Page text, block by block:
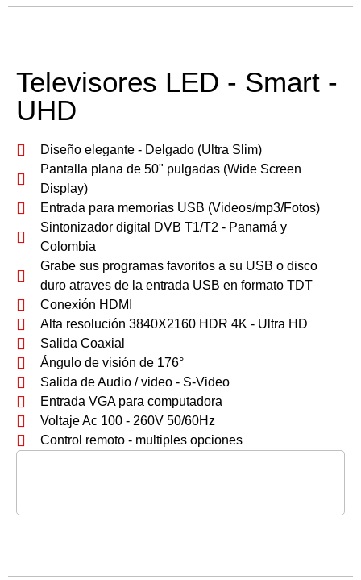
Televisores LED - Smart -
UHD
Diseño elegante - Delgado (Ultra Slim)
Pantalla plana de 50" pulgadas (Wide Screen
Display)
Entrada para memorias USB (Videos/mp3/Fotos)
Sintonizador digital DVB T1/T2 - Panamá y
Colombia
Grabe sus programas favoritos a su USB o disco
duro atraves de la entrada USB en formato TDT
Conexión HDMI
Alta resolución 3840X2160 HDR 4K - Ultra HD
Salida Coaxial
Ángulo de visión de 176°
Salida de Audio / video - S-Video
Entrada VGA para computadora
Voltaje Ac 100 - 260V 50/60Hz
Control remoto - multiples opciones